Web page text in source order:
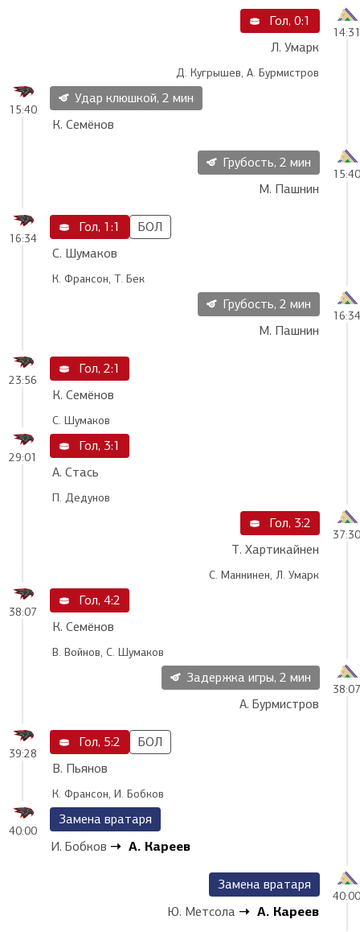
14:31
Гол, 0:1
Л. Умарк
Д. Кугрышев, А. Бурмистров
15:40
Удар клюшкой, 2 мин
К. Семёнов
15:40
Грубость, 2 мин
М. Пашнин
16:34
Гол, 1:1
БОЛ
С. Шумаков
К. Франсон, Т. Бек
16:34
Грубость, 2 мин
М. Пашнин
23:56
Гол, 2:1
К. Семёнов
С. Шумаков
29:01
Гол, 3:1
А. Стась
П. Дедунов
37:30
Гол, 3:2
Т. Хартикайнен
С. Маннинен, Л. Умарк
38:07
Гол, 4:2
К. Семёнов
В. Войнов, С. Шумаков
38:07
Задержка игры, 2 мин
А. Бурмистров
39:28
Гол, 5:2
БОЛ
В. Пьянов
К. Франсон, И. Бобков
40:00
Замена вратаря
И. Бобков
А. Кареев
40:00
Замена вратаря
Ю. Метсола
А. Кареев